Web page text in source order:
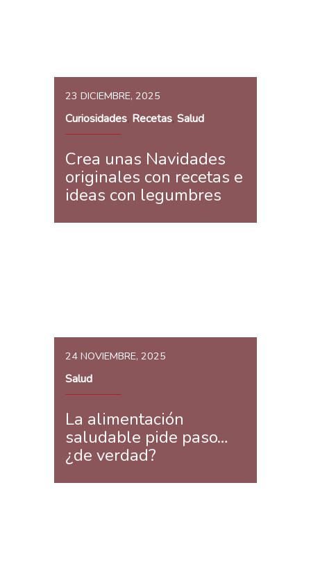
23 DICIEMBRE, 2025
Curiosidades, Recetas,Salud
Crea unas Navidades
originales con recetas e
ideas con legumbres
24 NOVIEMBRE, 2025
Salud
La alimentación
saludable pide paso…
¿de verdad?